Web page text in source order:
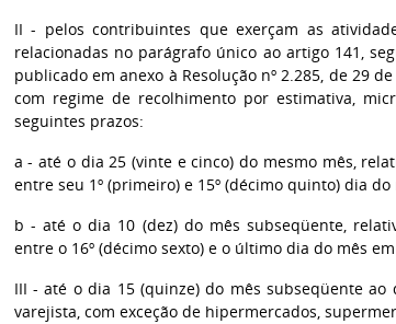
II - pelos contribuintes que exerçam as
relacionadas no parágrafo único ao artigo 141,
publicado em anexo à Resolução nº 2.285, de 29
com regime de recolhimento por estimativa,
seguintes prazos:
a - até o dia 25 (vinte e cinco) do mesmo mês,
entre seu 1º (primeiro) e 15º (décimo quinto) dia
b - até o dia 10 (dez) do mês subseqüente,
entre o 16º (décimo sexto) e o último dia do mês
III - até o dia 15 (quinze) do mês subseqüente
varejista, com exceção de hipermercados,